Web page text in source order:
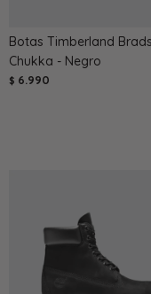
Botas Timberland
Chukka - Negro
$ 6.990